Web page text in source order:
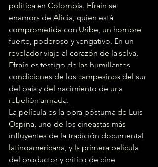
política en Colombia. Efraín se
enamora de Alicia, quien está
comprometida con Uribe, un hombre
fuerte, poderoso y vengativo. En un
revelador viaje al corazón de la selva,
Efraín es testigo de las humillantes
condiciones de los campesinos del sur
del país y del nacimiento de una
rebelión armada.
La película es la obra póstuma de Luis
Ospina, uno de los cineastas más
influyentes de la tradición documental
latinoamericana, y la primera película
del productor y crítico de cine